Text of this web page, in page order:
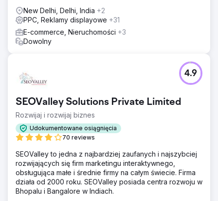
New Delhi, Delhi, India +2
PPC, Reklamy displayowe +31
E-commerce, Nieruchomości +3
Dowolny
SEOValley Solutions Private Limited
Rozwijaj i rozwijaj biznes
Udokumentowane osiągnięcia
70 reviews
4.9
SEOValley to jedna z najbardziej zaufanych i najszybciej
rozwijających się firm marketingu interaktywnego,
obsługująca małe i średnie firmy na całym świecie. Firma
działa od 2000 roku. SEOValley posiada centra rozwoju w
Bhopalu i Bangalore w Indiach.